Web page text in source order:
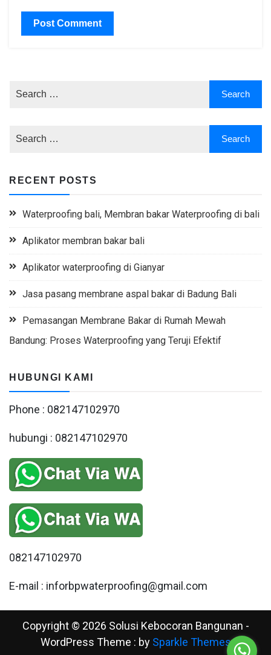
RECENT POSTS
Waterproofing bali, Membran bakar Waterproofing di bali
Aplikator membran bakar bali
Aplikator waterproofing di Gianyar
Jasa pasang membrane aspal bakar di Badung Bali
Pemasangan Membrane Bakar di Rumah Mewah
Bandung: Proses Waterproofing yang Teruji Efektif
HUBUNGI KAMI
Phone : 082147102970
hubungi : 082147102970
082147102970
E-mail : inforbpwaterproofing@gmail.com
Copyright © 2026 Solusi Kebocoran Bangunan -
WordPress Theme : by Sparkle Themes